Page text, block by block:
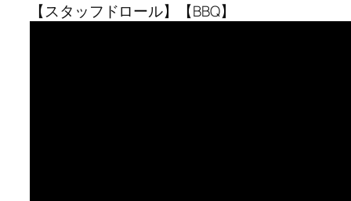
【スタッフドロール】【BBQ】